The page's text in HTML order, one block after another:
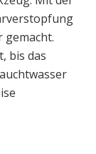
gemacht.
bis das